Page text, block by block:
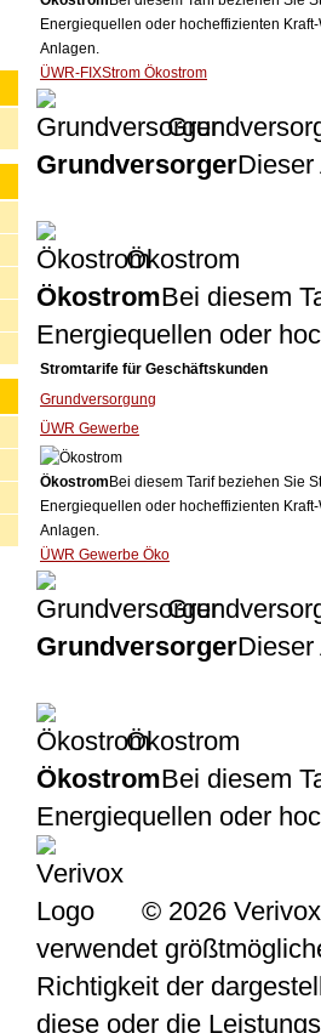
Energiequellen oder hocheffizienten
Anlagen.
ÜWR-FIXStrom Ökostrom
GrundversorgerDieser
Ökostrom
ÖkostromBei diesem
Energiequellen oder
Stromtarife für Geschäftskunden
Grundversorgung
ÜWR Gewerbe
Ökostrom Bei diesem Tarif beziehen Sie
Energiequellen oder hocheffizienten
Anlagen.
ÜWR Gewerbe Öko
GrundversorgerDieser
Ökostrom
ÖkostromBei diesem
Energiequellen oder
© 2026
verwendet
Richtigkeit der
diese oder die